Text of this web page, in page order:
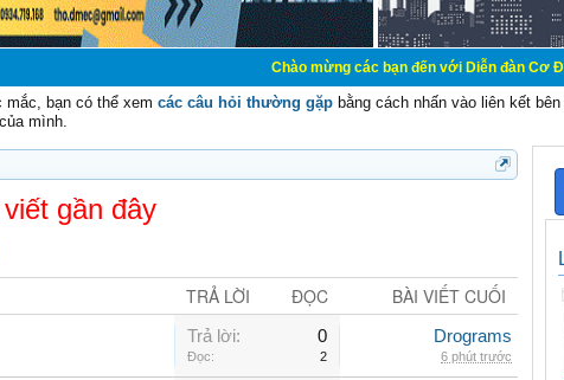
Chào mừng các bạn đến với Diễn đàn Cơ Điện - Diễn
mắc, bạn có thể xem các câu hỏi thường gặp bằng cách nhấn vào liên kết
mình.
gần đây
TRẢ LỜI ĐỌC BÀI VIẾT CUỐI
Trả lời: 0
Đọc: 2
Drograms
6 phút trước